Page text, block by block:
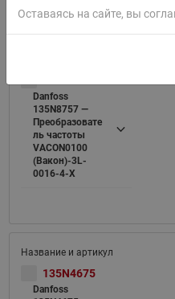
Danfoss
135N8757 —
Преобразовате
ль частоты
VACON0100
(Вакон)-3L-
0016-4-X
135N4675
Danfoss
Оставаясь на сайте, вы